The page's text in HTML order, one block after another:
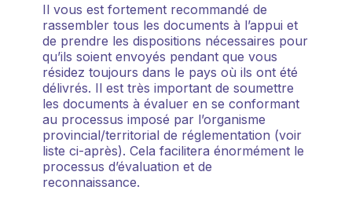
Il vous est fortement recommandé de
rassembler tous les documents à l’appui et
de prendre les dispositions nécessaires pour
qu’ils soient envoyés pendant que vous
résidez toujours dans le pays où ils ont été
délivrés. Il est très important de soumettre
les documents à évaluer en se conformant
au processus imposé par l’organisme
provincial/territorial de réglementation (voir
liste ci-après). Cela facilitera énormément le
processus d’évaluation et de
reconnaissance.